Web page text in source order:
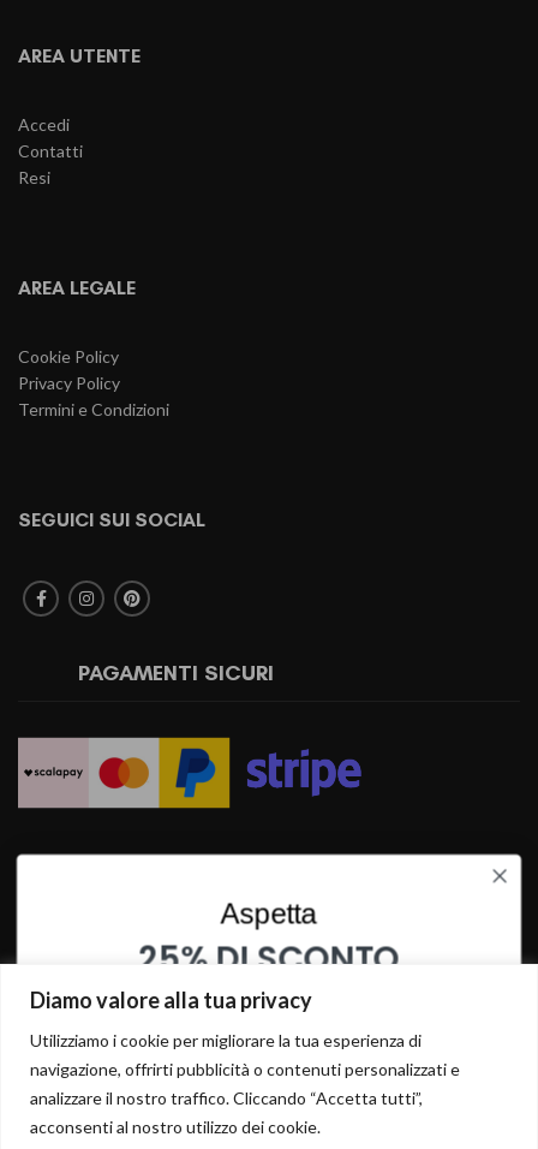
Diamo valore alla tua privacy
Utilizziamo i cookie per migliorare la tua esperienza di
navigazione, offrirti pubblicità o contenuti personalizzati e
analizzare il nostro traffico. Cliccando “Accetta tutti”,
acconsenti al nostro utilizzo dei cookie.
AREA UTENTE
Accedi
Contatti
Resi
AREA LEGALE
Cookie Policy
Privacy Policy
Termini e Condizioni
SEGUICI SUI SOCIAL
PAGAMENTI SICURI
Aspetta
25% DI SCONTO
SU QUESTO PRODOTTO
INSERISCI I TUOI DATI PER OTTENERE LO SCONTO